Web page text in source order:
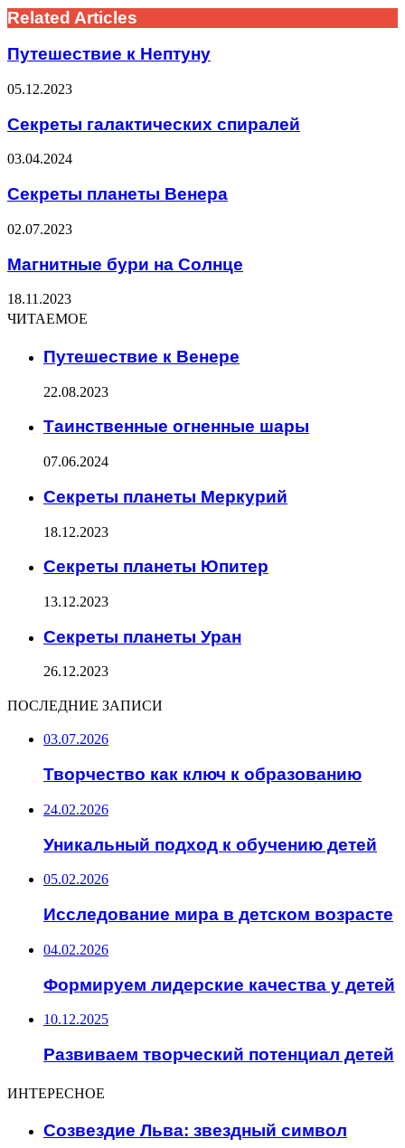
Related Articles
Путешествие к Нептуну
05.12.2023
Секреты галактических спиралей
03.04.2024
Секреты планеты Венера
02.07.2023
Магнитные бури на Солнце
18.11.2023
ЧИТАЕМОЕ
Путешествие к Венере
22.08.2023
Таинственные огненные шары
07.06.2024
Секреты планеты Меркурий
18.12.2023
Секреты планеты Юпитер
13.12.2023
Секреты планеты Уран
26.12.2023
ПОСЛЕДНИЕ ЗАПИСИ
03.07.2026
Творчество как ключ к образованию
24.02.2026
Уникальный подход к обучению детей
05.02.2026
Исследование мира в детском возрасте
04.02.2026
Формируем лидерские качества у детей
10.12.2025
Развиваем творческий потенциал детей
ИНТЕРЕСНОЕ
Созвездие Льва: звездный символ